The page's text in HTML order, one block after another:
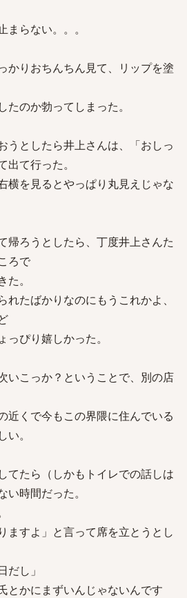
らない。。。
かりおちんちん見て、リップを塗
のか勃ってしまった。
うとしたら井上さんは、「おしっ
て行った。
横を見るとやっぱり丸見えじゃな
帰ろうとしたら、丁度井上さんた
ろで
。
れたばかりなのにもうこれかよ、
ぴり嬉しかった。
いこっか？ということで、別の店
近くで今もこの界隈に住んでいる
。
てたら（しかもトイレでの話しは
時間だった。
ますよ」と言って席を立とうとし
だし」
とかにまずいんじゃないんです